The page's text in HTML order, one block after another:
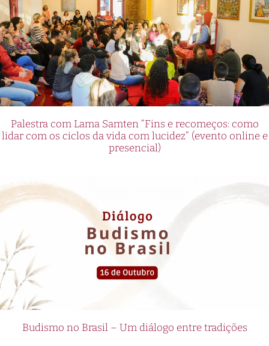
Palestra com Lama Samten “Fins e recomeços: como
lidar com os ciclos da vida com lucidez” (evento online e
presencial)
Budismo no Brasil – Um diálogo entre tradições